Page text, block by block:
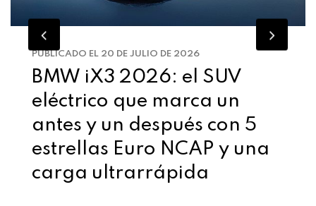
PUBLICADO EL 20 DE JULIO DE 2026
BMW iX3 2026: el SUV
eléctrico que marca un
antes y un después con 5
estrellas Euro NCAP y una
carga ultrarrápida